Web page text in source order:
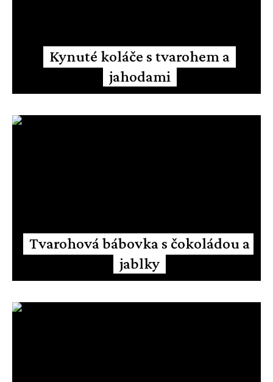
Kynuté koláče s tvarohem a
jahodami
Tvarohová bábovka s čokoládou a
jablky